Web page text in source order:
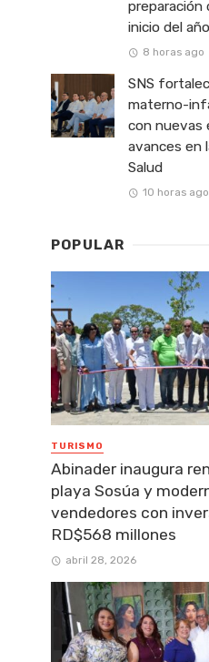
preparación
inicio del
8 horas ago
SNS
materno-
con nuevas
avances en
Salud
10 horas ago
POPULAR
TURISMO
Abinader inaugura
playa Sosúa y
vendedores con
RD$568 millones
abril 28, 2026